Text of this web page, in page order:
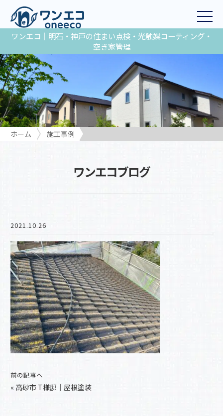
ワンエコ｜明石・神戸の住まい点検・光触媒コーティング・
空き家管理
ホーム 施工事例
ワンエコブログ
2021.10.26
前の記事へ
« 高砂市 T様邸｜屋根塗装